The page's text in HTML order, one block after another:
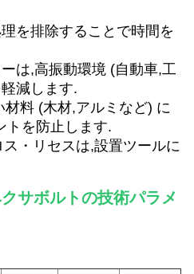
を排除することで時間を
は,高振動環境 (自動車,工
減します.
料 (木材,アルミなど) に
トを防止します.
・リセスは,設置ツールに
サボルトの技術パラメ